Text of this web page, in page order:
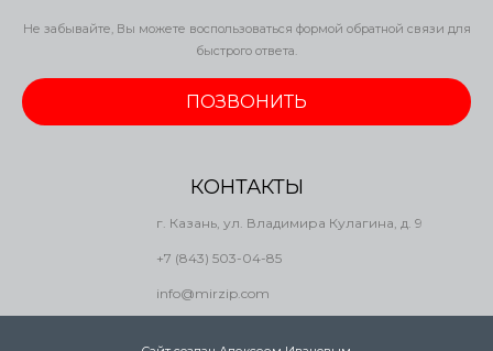
Не забывайте, Вы можете воспользоваться формой обратной связи для
быстрого ответа.
ПОЗВОНИТЬ
КОНТАКТЫ
г. Казань, ул. Владимира Кулагина, д. 9
+7 (843) 503-04-85
info@mirzip.com